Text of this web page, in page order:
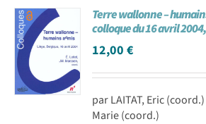
Achat en ligne
Panier WooCommerce
Terre wallonne –
colloque du 16 avril
12,00€
par LAITAT, Eric
Marie (coord.)